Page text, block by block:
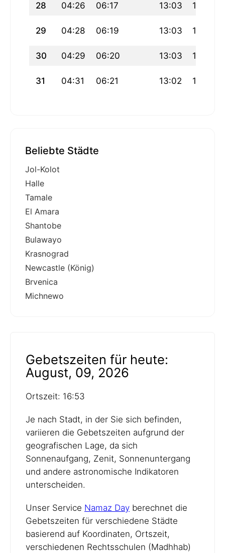
28 04:26 06:17 13:03 16:49
29 04:28 06:19 13:03 16:48
30 04:29 06:20 13:03 16:47
31 04:31 06:21 13:02 16:46
Beliebte Städte
Jol-Kolot
Halle
Tamale
El Amara
Shantobe
Bulawayo
Krasnograd
Newcastle (König)
Brvenica
Michnewo
Gebetszeiten für heute:
August, 09, 2026
Ortszeit: 16:53
Je nach Stadt, in der Sie sich befinden,
variieren die Gebetszeiten aufgrund der
geografischen Lage, da sich
Sonnenaufgang, Zenit, Sonnenuntergang
und andere astronomische Indikatoren
unterscheiden.
Unser Service Namaz Day berechnet die
Gebetszeiten für verschiedene Städte
basierend auf Koordinaten, Ortszeit,
verschiedenen Rechtsschulen (Madhhab)